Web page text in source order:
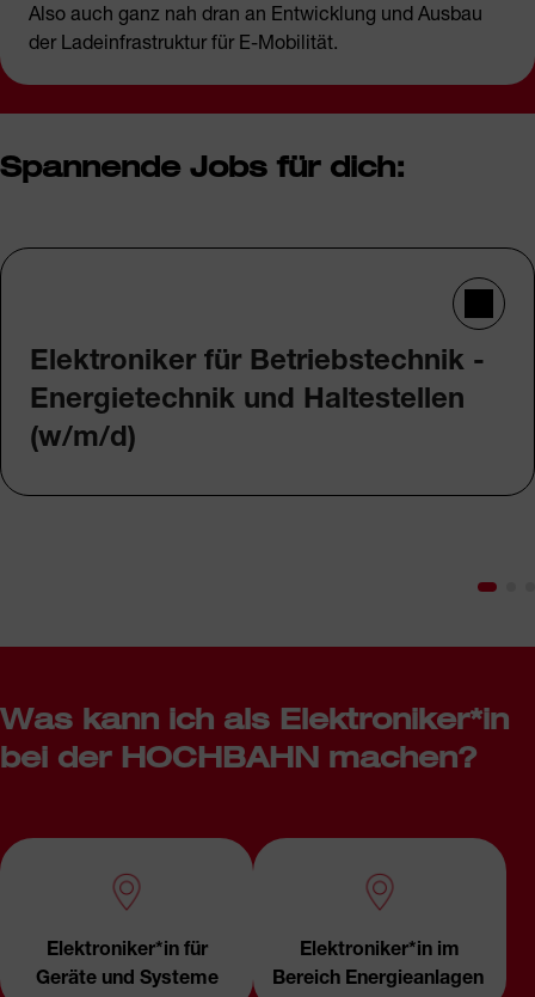
Also auch ganz nah dran an Entwicklung und Ausbau
der Ladeinfrastruktur für E-Mobilität.
Spannende Jobs für dich:
Elektroniker für Betriebstechnik -
Energietechnik und Haltestellen
(w/m/d)
Was kann ich als Elektroniker*in
bei der HOCHBAHN machen?
Elektroniker*in für
Geräte und Systeme
Elektroniker*in im
Bereich Energieanlagen